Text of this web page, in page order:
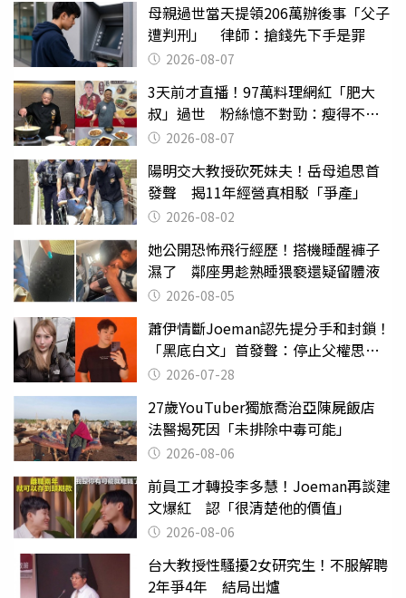
母親過世當天提領206萬辦後事「父子
遭判刑」 律師：搶錢先下手是罪
2026-08-07
3天前才直播！97萬料理網紅「肥大
叔」過世 粉絲憶不對勁：瘦得不合
理 2026-08-07
陽明交大教授砍死妹夫！岳母追思首
發聲 揭11年經營真相駁「爭產」
2026-08-02
她公開恐怖飛行經歷！搭機睡醒褲子
濕了 鄰座男趁熟睡猥褻還疑留體液
2026-08-05
蕭伊情斷Joeman認先提分手和封鎖！
「黑底白文」首發聲：停止父權思維
物化女性
2026-07-28
27歲YouTuber獨旅喬治亞陳屍飯店
法醫揭死因「未排除中毒可能」
2026-08-06
前員工才轉投李多慧！Joeman再談建
文爆紅 認「很清楚他的價值」
2026-08-06
台大教授性騷擾2女研究生！不服解聘
2年爭4年 結局出爐